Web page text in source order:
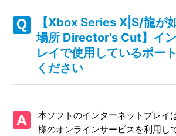
装備品するとヒートゲージが溜まらなく
装備品はありますか
【Xbox Series X|S/龍が如く０ 誓いの場
Steam版の問い合わせ先はどこですか
取扱説明書（マニュアル）はありますか
【Xbox Series X|S/龍が
場所 Director's Cut】イ
レイで使用しているポー
ください
本ソフトのインターネットプレイ
様のオンラインサービスを利用し